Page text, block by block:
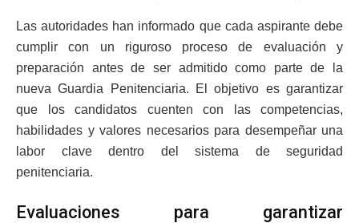
Las autoridades han informado que cada aspirante debe
cumplir con un riguroso proceso de evaluación y
preparación antes de ser admitido como parte de la
nueva Guardia Penitenciaria. El objetivo es garantizar
que los candidatos cuenten con las competencias,
habilidades y valores necesarios para desempeñar una
labor clave dentro del sistema de seguridad
penitenciaria.
Evaluaciones para garantizar